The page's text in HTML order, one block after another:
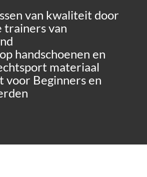
van kwaliteit door
trainers van
handschoenen en
materiaal
voor Beginners en